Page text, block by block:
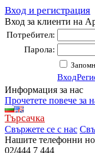
Вход и регистрация
Вход за клиенти на
Потребител:
Парола:
Вход
Информация за нас
Прочетете повече за
Търсачка
Свържете се с нас
Нашите телефонни
02/444 7 444